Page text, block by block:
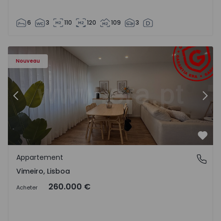
6 3 110 120 109 3
Nouveau
Appartement T1 Lourinhã, Vimeiro - 1575406 - 1
Précédent
Vimeiro, Lisboa
Appartement
Vimeiro, Lisboa
Acheter 260.000 €